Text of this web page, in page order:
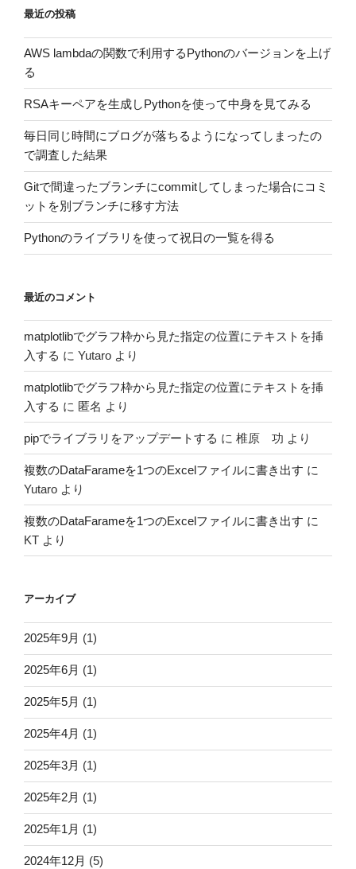
最近の投稿
AWS lambdaの関数で利用するPythonのバージョンを上げ
る
RSAキーペアを生成しPythonを使って中身を見てみる
毎日同じ時間にブログが落ちるようになってしまったの
で調査した結果
Gitで間違ったブランチにcommitしてしまった場合にコミ
ットを別ブランチに移す方法
Pythonのライブラリを使って祝日の一覧を得る
最近のコメント
matplotlibでグラフ枠から見た指定の位置にテキストを挿
入する に Yutaro より
matplotlibでグラフ枠から見た指定の位置にテキストを挿
入する に 匿名 より
pipでライブラリをアップデートする に 椎原 功 より
複数のDataFarameを1つのExcelファイルに書き出す に
Yutaro より
複数のDataFarameを1つのExcelファイルに書き出す に
KT より
アーカイブ
2025年9月 (1)
2025年6月 (1)
2025年5月 (1)
2025年4月 (1)
2025年3月 (1)
2025年2月 (1)
2025年1月 (1)
2024年12月 (5)